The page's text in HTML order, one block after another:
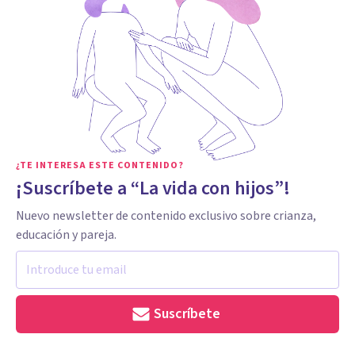
¿TE INTERESA ESTE CONTENIDO?
¡Suscríbete a “La vida con hijos”!
Nuevo newsletter de contenido exclusivo sobre crianza,
educación y pareja.
Suscríbete